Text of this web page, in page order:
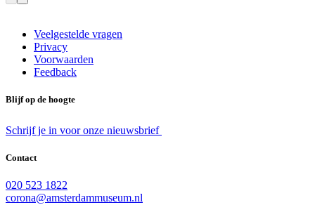
Veelgestelde vragen
Privacy
Voorwaarden
Feedback
Blijf op de hoogte
Schrijf je in voor onze nieuwsbrief
Contact
020 523 1822
corona@amsterdammuseum.nl